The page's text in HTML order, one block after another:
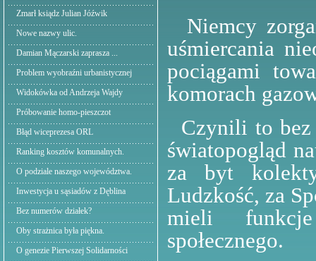
Zmarł ksiądz Julian Jóźwik
Nowe nazwy ulic.
Damian Mączarski zaprasza ...
Problem wyobraźni urbanistycznej
Widokówka od Andrzeja Wajdy
Próbowanie homo-pieszczot
Błąd wiceprezesa ORL
Ranking kosztów komunalnych.
O podziale naszego województwa.
Inwestycja u sąsiadów z Dęblina
Bez numerów działek?
Oby strażnica była piękna.
O genezie Pierwszej Solidarności
Niemcy
uśmiercania
pociągami
komorach
Czynili to bez
światopogląd
za byt
Ludzkość, za
mieli
społecznego.